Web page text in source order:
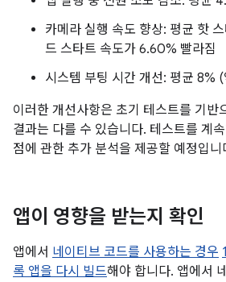
카메라 실행 속도 향상: 평균 핫
드 스타트 속도가 6.60% 빨라짐
시스템 부팅 시간 개선: 평균 8%
이러한 개선사항은 초기 테스트를 기반
결과는 다를 수 있습니다. 테스트를 계
점에 관한 추가 분석을 제공할 예정입니
앱이 영향을 받는지 확인
앱에서 네이티브 코드를 사용하는 경우
록 앱을 다시 빌드해야 합니다. 앱에서